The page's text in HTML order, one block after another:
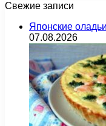
Свежие записи
Японские оладьи
07.08.2026